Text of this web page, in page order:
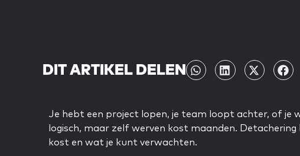
DIT ARTIKEL DELEN
Je hebt een project lopen, je team loopt achter, of je
logisch, maar zelf werven kost maanden.
kost en wat je kunt verwachten.